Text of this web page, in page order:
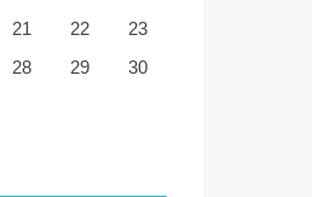
21 22
23
28 29
30